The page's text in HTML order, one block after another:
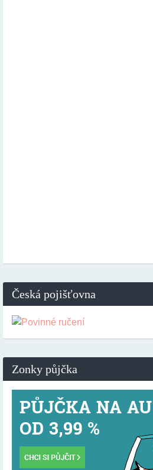
Česká pojišťovna
Zonky půjčka